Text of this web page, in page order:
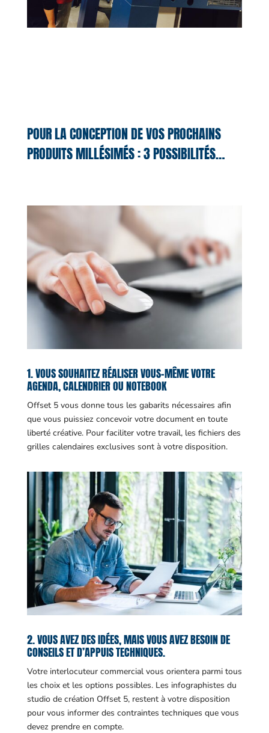
POUR LA CONCEPTION DE VOS PROCHAINS
PRODUITS MILLÉSIMÉS : 3 POSSIBILITÉS…
1. VOUS SOUHAITEZ RÉALISER VOUS-MÊME VOTRE
AGENDA, CALENDRIER OU NOTEBOOK
Offset 5 vous donne tous les gabarits nécessaires afin
que vous puissiez concevoir votre document en toute
liberté créative. Pour faciliter votre travail, les fichiers des
grilles calendaires exclusives sont à votre disposition.
2. VOUS AVEZ DES IDÉES, MAIS VOUS AVEZ BESOIN DE
CONSEILS ET D’APPUIS TECHNIQUES.
Votre interlocuteur commercial vous orientera parmi tous
les choix et les options possibles. Les infographistes du
studio de création Offset 5, restent à votre disposition
pour vous informer des contraintes techniques que vous
devez prendre en compte.